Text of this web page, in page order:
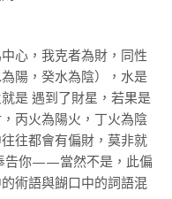
心，我克者為財，同性
陽，癸水為陰），水是
是 遇到了財星，若果是
丙火為陽火，丁火為陰
往都會有偏財，莫非就
告你——當然不是，此偏
術語與餬口中的詞語混